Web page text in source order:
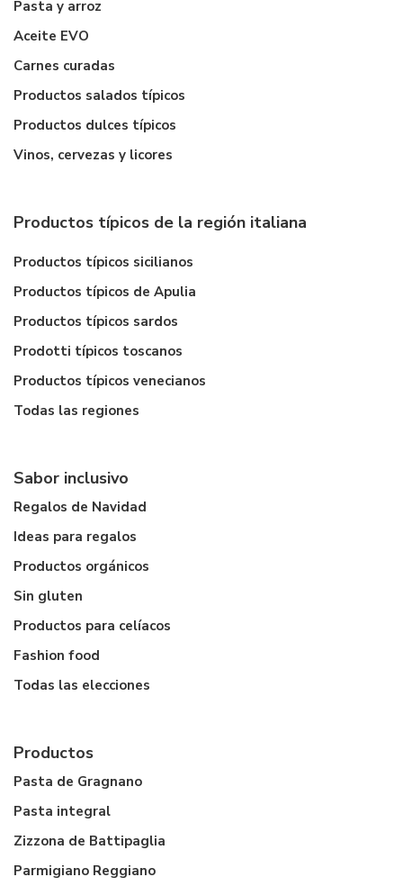
Pasta y arroz
Aceite EVO
Carnes curadas
Productos salados típicos
Productos dulces típicos
Vinos, cervezas y licores
Productos típicos de la región italiana
Productos típicos sicilianos
Productos típicos de Apulia
Productos típicos sardos
Prodotti típicos toscanos
Productos típicos venecianos
Todas las regiones
Sabor inclusivo
Regalos de Navidad
Ideas para regalos
Productos orgánicos
Sin gluten
Productos para celíacos
Fashion food
Todas las elecciones
Productos
Pasta de Gragnano
Pasta integral
Zizzona de Battipaglia
Parmigiano Reggiano